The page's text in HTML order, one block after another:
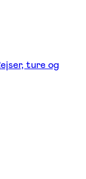
ture og